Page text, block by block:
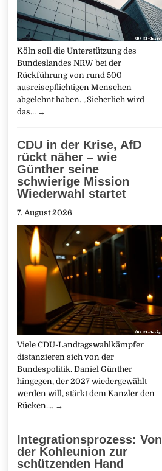
Köln soll die Unterstützung des
Bundeslandes NRW bei der
Rückführung von rund 500
ausreisepflichtigen Menschen
abgelehnt haben. „Sicherlich wird
das… →
CDU in der Krise, AfD
rückt näher – wie
Günther seine
schwierige Mission
Wiederwahl startet
7. August 2026
Viele CDU-Landtagswahlkämpfer
distanzieren sich von der
Bundespolitik. Daniel Günther
hingegen, der 2027 wiedergewählt
werden will, stärkt dem Kanzler den
Rücken.… →
Integrationsprozess: Von
der Kohleunion zur
schützenden Hand